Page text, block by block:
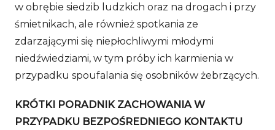
w obrębie siedzib ludzkich oraz na drogach i przy
śmietnikach, ale również spotkania ze
zdarzającymi się niepłochliwymi młodymi
niedźwiedziami, w tym próby ich karmienia w
przypadku spoufalania się osobników żebrzących.
KRÓTKI PORADNIK ZACHOWANIA W
PRZYPADKU BEZPOŚREDNIEGO KONTAKTU